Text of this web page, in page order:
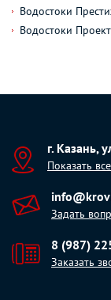
Водостоки
Водостоки Проект
г. Казань,
Показать
Задать
8 (987)
Заказать